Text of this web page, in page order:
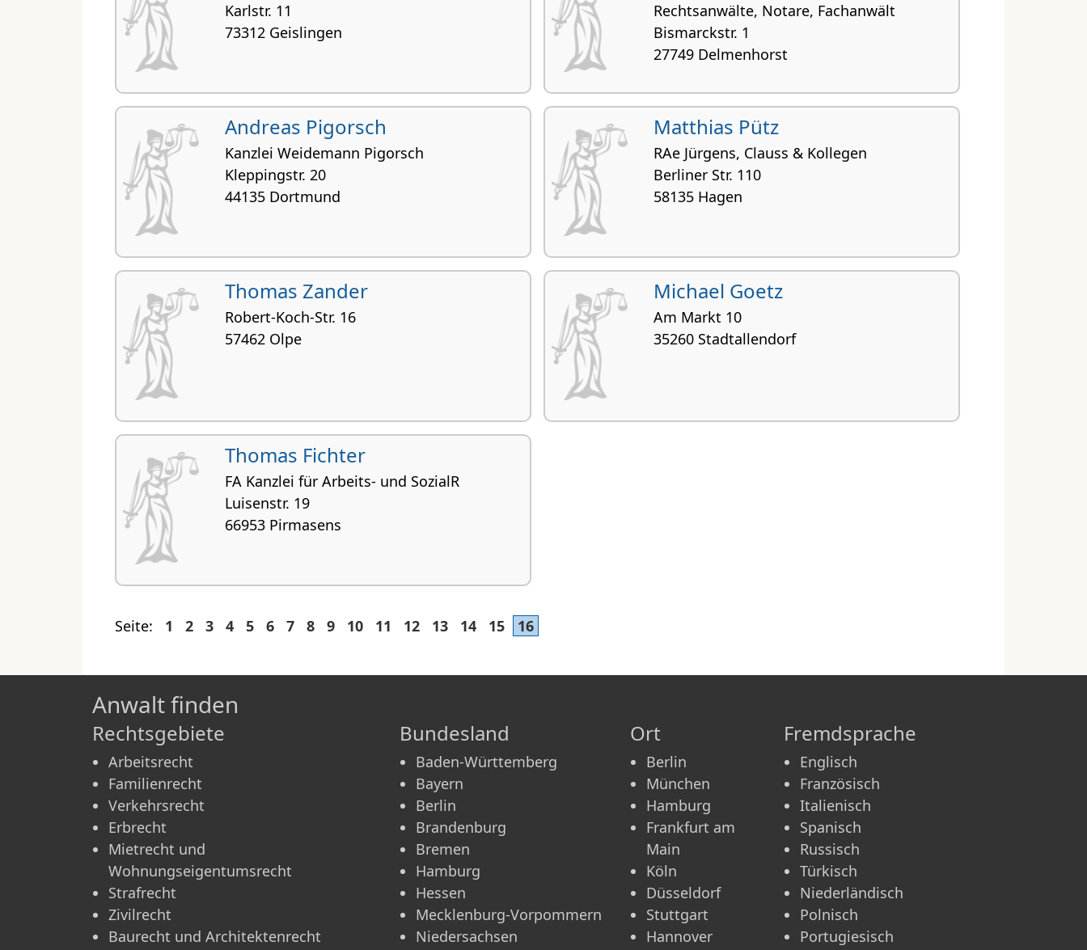
Karlstr. 11
73312 Geislingen
Rechtsanwälte, Notare, Fachanwält
Bismarckstr. 1
27749 Delmenhorst
Andreas Pigorsch
Kanzlei Weidemann Pigorsch
Kleppingstr. 20
44135 Dortmund
Matthias Pütz
RAe Jürgens, Clauss & Kollegen
Berliner Str. 110
58135 Hagen
Thomas Zander
Robert-Koch-Str. 16
57462 Olpe
Michael Goetz
Am Markt 10
35260 Stadtal­lendorf
Thomas Fichter
FA Kanzlei für Arbeits- und SozialR
Luisenstr. 19
66953 Pirmasens
Seite: 1 2 3 4 5 6 7 8 9 10 11 12 13 14 15 16
Anwalt finden
Rechtsgebiete
Arbeitsrecht
Familienrecht
Verkehrsrecht
Erbrecht
Mietrecht und
Wohnungseigentumsrecht
Strafrecht
Zivilrecht
Baurecht und Architektenrecht
Bundesland
Baden-Württemberg
Bayern
Berlin
Brandenburg
Bremen
Hamburg
Hessen
Mecklenburg-Vorpommern
Niedersachsen
Ort
Berlin
München
Hamburg
Frankfurt am
Main
Köln
Düsseldorf
Stuttgart
Hannover
Fremdsprache
Englisch
Französisch
Italienisch
Spanisch
Russisch
Türkisch
Niederländisch
Polnisch
Portugiesisch